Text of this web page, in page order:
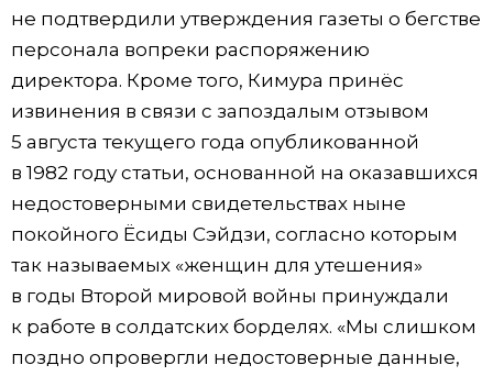
не подтвердили утверждения газеты о бегстве
персонала вопреки распоряжению
директора. Кроме того, Кимура принёс
извинения в связи с запоздалым отзывом
5 августа текущего года опубликованной
в 1982 году статьи, основанной на оказавшихся
недостоверными свидетельствах ныне
покойного Ёсиды Сэйдзи, согласно которым
так называемых «женщин для утешения»
в годы Второй мировой войны принуждали
к работе в солдатских борделях. «Мы слишком
поздно опровергли недостоверные данные,